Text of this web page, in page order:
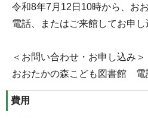
令和8年7月12日10時から、お
電話、またはご来館してお申し
＜お問い合わせ・お申し込み＞
おおたかの森こども図書館
費用